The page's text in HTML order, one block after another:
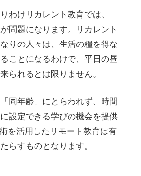
わけリカレント教育では、
が問題になります。リカレント
りの人々は、生活の糧を得な
ことになるわけで、平日の昼
られるとは限りません。
同年齢」にとらわれず、時間
設定できる学びの機会を提供
を活用したリモート教育は有
らすものとなります。